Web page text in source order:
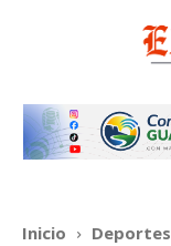
Inicio Deportes